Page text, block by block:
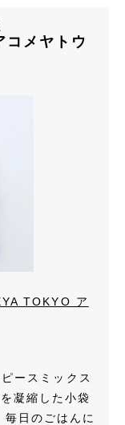
コメヤトウ
TOKYO ア
ースミックス
凝縮した小袋
日のごはんに